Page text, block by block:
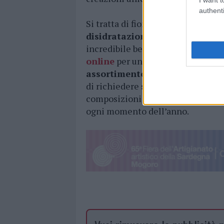
Si tratta di fiori che, dopo essere
disidratazione
incredibile bellezza. Anche in
online per un evento speciale
assortimento
di richiedere soluzioni su misura
composizioni personali ad
ogni momento dell’anno.